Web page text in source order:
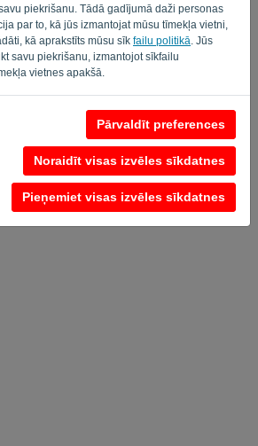
piekrišanu. Tādā gadījumā daži personas
par to, kā jūs izmantojat mūsu tīmekļa vietni,
kā aprakstīts mūsu sīk failu politikā . Jūs
savu piekrišanu, izmantojot sīkfailu
vietnes apakšā.
Pārvaldīt preferences
Noraidīt visas izvēles sīkdatnes
Pieņemiet visas izvēles sīkdatnes
PIERAKSTĪTIES